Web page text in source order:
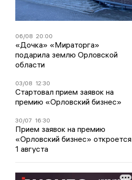
06/08 20:00
«Дочка» «Мираторга»
подарила землю Орловской
области
03/08 12:30
Стартовал прием заявок на
премию «Орловский бизнес»
30/07 16:30
Прием заявок на премию
«Орловский бизнес» откроется
1 августа